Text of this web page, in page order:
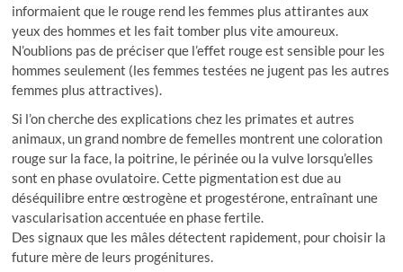
informaient que le rouge rend les femmes plus attirantes aux
yeux des hommes et les fait tomber plus vite amoureux.
N’oublions pas de préciser que l’effet rouge est sensible pour les
hommes seulement (les femmes testées ne jugent pas les autres
femmes plus attractives).
Si l’on cherche des explications chez les primates et autres
animaux, un grand nombre de femelles montrent une coloration
rouge sur la face, la poitrine, le périnée ou la vulve lorsqu’elles
sont en phase ovulatoire. Cette pigmentation est due au
déséquilibre entre œstrogène et progestérone, entraînant une
vascularisation accentuée en phase fertile.
Des signaux que les mâles détectent rapidement, pour choisir la
future mère de leurs progénitures.